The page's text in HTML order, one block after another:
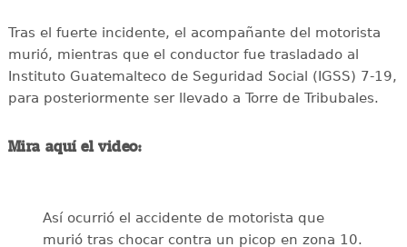
Tras el fuerte incidente, el acompañante del motorista
murió, mientras que el conductor fue trasladado al
Instituto Guatemalteco de Seguridad Social (IGSS) 7-19,
para posteriormente ser llevado a Torre de Tribubales.
Mira aquí el video:
Así ocurrió el accidente de motorista que
murió tras chocar contra un picop en zona 10.